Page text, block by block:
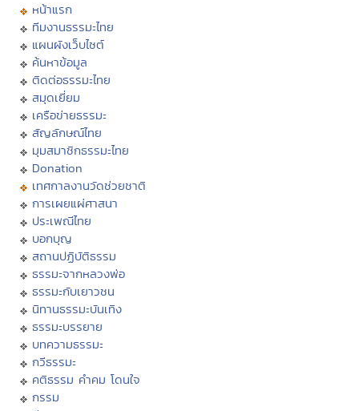
หน้าแรก
ทีมงานธรรมะไทย
แผนผังเว็บไซต์
ค้นหาข้อมูล
ติดต่อธรรมะไทย
สมุดเยี่ยม
เครือข่ายธรรมะ
สัญลักษณ์ไทย
มุมสมาชิกธรรมะไทย
Donation
เทศกาลงานวัดช่วยชาติ
การเผยแผ่ศาสนา
ประเพณีไทย
บอกบุญ
สถานปฏิบัติธรรม
ธรรมะจากหลวงพ่อ
ธรรมะกับเยาวชน
นิทานธรรมะบันเทิง
ธรรมะบรรยาย
บทความธรรมะ
กวีธรรมะ
คติธรรม คำคม โดนใจ
กรรม